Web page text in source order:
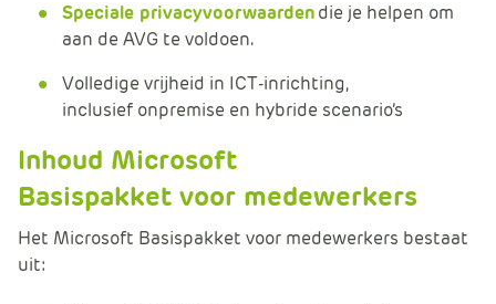
Speciale privacyvoorwaardendie je helpen om
aan de AVG te voldoen.
Volledige vrijheid in ICT-inrichting,
inclusief onpremise en hybride scenario’s
Inhoud Microsoft
Basispakket voor medewerkers
Het Microsoft Basispakket voor medewerkers bestaat
uit: